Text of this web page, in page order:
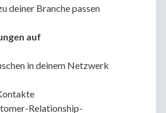
deiner Branche passen
auf
in deinem Netzwerk
Relationship-